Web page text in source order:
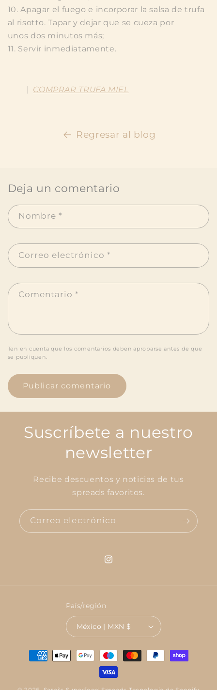
10. Apagar el fuego e incorporar la salsa de trufa
al risotto. Tapar y dejar que se cueza por
unos dos minutos más;
11. Servir inmediatamente.
COMPRAR TRUFA MIEL
Regresar al blog
Deja un comentario
Nombre*
Correo electrónico *
Comentario*
Ten en cuenta que los comentarios deben aprobarse antes de que
se publiquen.
Suscríbete a nuestro
newsletter
Recibe descuentos y noticias de tus
spreads favoritos.
Correo electrónico
Instagram
País/región
México | MXN $
Formas